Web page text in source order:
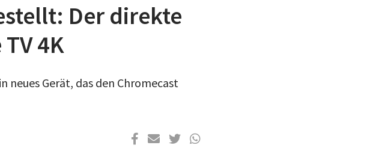
Der direkte
4K
neues Gerät, das den Chromecast